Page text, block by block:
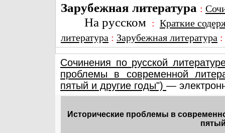
Зарубежная литература :
На русском : Краткие
литература : Зарубежная литература
Сочинения по русской
проблемы в современной
пятый и другие годы") —
Исторические проблемы в